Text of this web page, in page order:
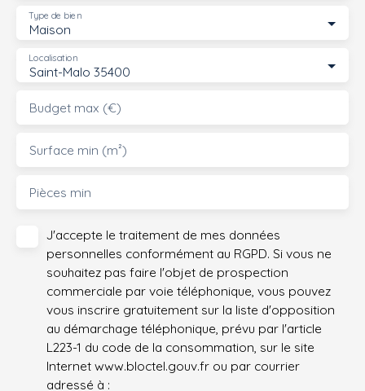
Maison
Type de bien
Saint-Malo 35400
Localisation
Budget max (€)
Surface min (m²)
Pièces min
J'accepte le traitement de mes données
personnelles conformément au RGPD. Si vous ne
souhaitez pas faire l'objet de prospection
commerciale par voie téléphonique, vous pouvez
vous inscrire gratuitement sur la liste d'opposition
au démarchage téléphonique, prévu par l'article
L223-1 du code de la consommation, sur le site
Internet www.bloctel.gouv.fr ou par courrier
adressé à :